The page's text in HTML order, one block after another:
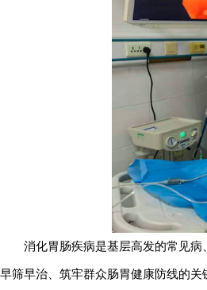
消化胃肠疾病是基层高发的常见
早筛早治、筑牢群众肠胃健康防线的